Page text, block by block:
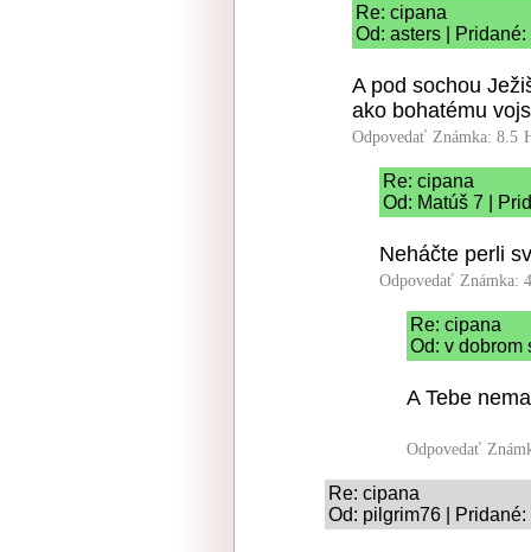
Re: cipana
Od: asters |
A pod sochou
ako bohatému
Odpovedať Známka: 8.5
Re: cipana
Od: Matúš 7 |
Neháčte perli
Odpovedať Známka:
Re: cipana
Od: v dobrom
A Tebe
Odpovedať
Re: cipana
Od: pilgrim76 |